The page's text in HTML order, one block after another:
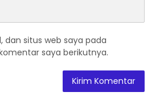
dan situs web saya pada
saya berikutnya.